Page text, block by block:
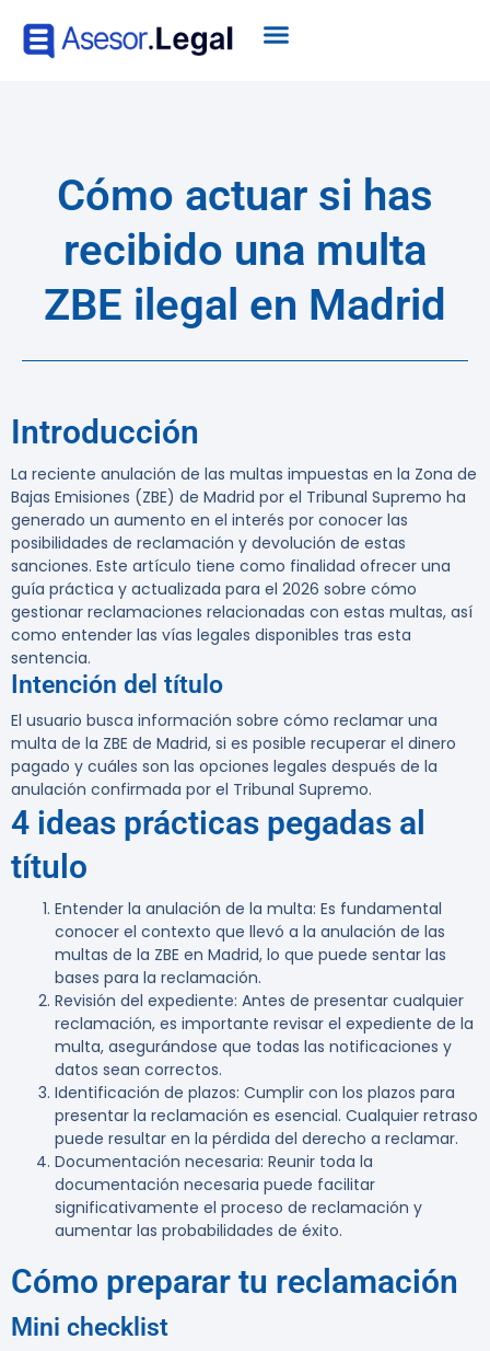
Cómo actuar si has
recibido una multa
ZBE ilegal en Madrid
Introducción
La reciente anulación de las multas impuestas en la Zona de
Bajas Emisiones (ZBE) de Madrid por el Tribunal Supremo ha
generado un aumento en el interés por conocer las
posibilidades de reclamación y devolución de estas
sanciones. Este artículo tiene como finalidad ofrecer una
guía práctica y actualizada para el 2026 sobre cómo
gestionar reclamaciones relacionadas con estas multas, así
como entender las vías legales disponibles tras esta
sentencia.
Intención del título
El usuario busca información sobre cómo reclamar una
multa de la ZBE de Madrid, si es posible recuperar el dinero
pagado y cuáles son las opciones legales después de la
anulación confirmada por el Tribunal Supremo.
4 ideas prácticas pegadas al
título
Entender la anulación de la multa: Es fundamental
conocer el contexto que llevó a la anulación de las
multas de la ZBE en Madrid, lo que puede sentar las
bases para la reclamación.
Revisión del expediente: Antes de presentar cualquier
reclamación, es importante revisar el expediente de la
multa, asegurándose que todas las notificaciones y
datos sean correctos.
Identificación de plazos: Cumplir con los plazos para
presentar la reclamación es esencial. Cualquier retraso
puede resultar en la pérdida del derecho a reclamar.
Documentación necesaria: Reunir toda la
documentación necesaria puede facilitar
significativamente el proceso de reclamación y
aumentar las probabilidades de éxito.
Cómo preparar tu reclamación
Mini checklist